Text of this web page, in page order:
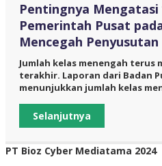
Pentingnya Mengatasi
Pemerintah Pusat
Mencegah
Jumlah kelas menengah terus
terakhir. Laporan dari Badan
menunjukkan jumlah kelas
Selanjutnya
PT Bioz Cyber Mediatama 2024